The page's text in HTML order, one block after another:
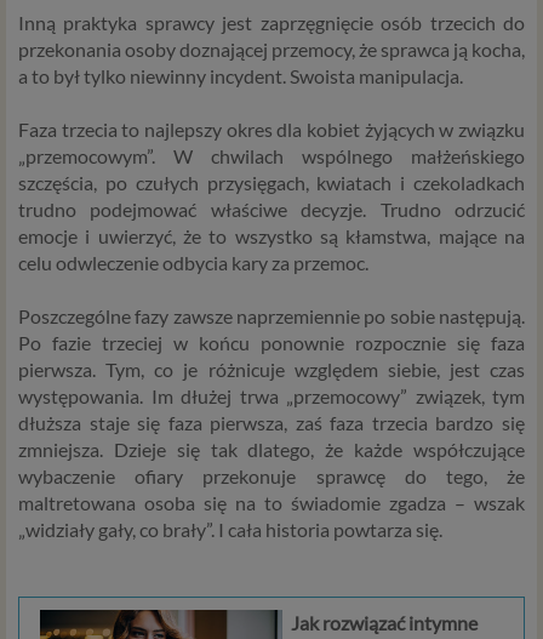
Inną praktyka sprawcy jest zaprzęgnięcie osób trzecich do
przekonania osoby doznającej przemocy, że sprawca ją kocha,
a to był tylko niewinny incydent. Swoista manipulacja.
Faza trzecia to najlepszy okres dla kobiet żyjących w związku
„przemocowym”. W chwilach wspólnego małżeńskiego
szczęścia, po czułych przysięgach, kwiatach i czekoladkach
trudno podejmować właściwe decyzje. Trudno odrzucić
emocje i uwierzyć, że to wszystko są kłamstwa, mające na
celu odwleczenie odbycia kary za przemoc.
Poszczególne fazy zawsze naprzemiennie po sobie następują.
Po fazie trzeciej w końcu ponownie rozpocznie się faza
pierwsza. Tym, co je różnicuje względem siebie, jest czas
występowania. Im dłużej trwa „przemocowy” związek, tym
dłuższa staje się faza pierwsza, zaś faza trzecia bardzo się
zmniejsza. Dzieje się tak dlatego, że każde współczujące
wybaczenie ofiary przekonuje sprawcę do tego, że
maltretowana osoba się na to świadomie zgadza – wszak
„widziały gały, co brały”. I cała historia powtarza się.
Jak rozwiązać intymne
związku z korzystaniem z naszych usług. Prosimy Cię o jej
przeczytanie, nie zajmie to więcej niż kilka minut.
Czym są dane osobowe
Dane osobowe to, zgodnie z RODO, informacje o
zidentyfikowanej lub możliwej do zidentyfikowania
osobie fizycznej. W przypadku korzystania z naszego
serwisu takimi danymi są np. adres e-mail, adres IP lub
Twoje dane w serwisie konsultacyjnym czy w innej
usłudze oferowanej przez Psychoradę. Dane osobowe
technologiach (np. local storage) instalowanych przez nas
lub naszych Zaufanych Partnerów na naszych stronach i
urządzeniach, których używasz podczas korzystania z
naszych usług.
Podstawa i cel przetwarzania
Przetwarzanie danych osobowych wymaga podstawy
prawnej. RODO przewiduje kilka rodzajów takich
podstaw prawnych dla przetwarzania danych, a w
zasady trzy z nich: